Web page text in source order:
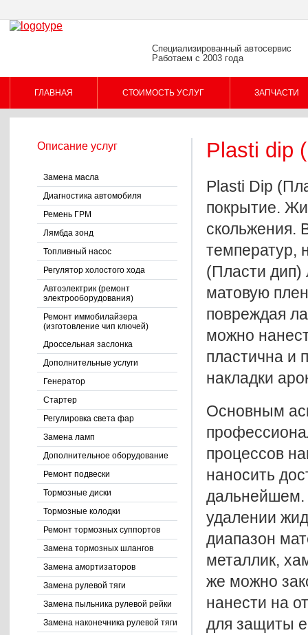
Специализированный автосервис
Работаем с 2003 года
ГЛАВНАЯ СТОИМОСТЬ УСЛУГ ЗАПЧАСТИ
Описание услуг
Замена масла
Диагностика автомобиля
Ремень ГРМ
Лямбда зонд
Топливный насос
Регулятор холостого хода
Автоэлектрик (ремонт
электрооборудования)
Ремонт иммобилайзера
(изготовление чип ключей)
Дроссельная заслонка
Дополнительные услуги
Генератор
Стартер
Регулировка света фар
Замена ламп
Дополнительное оборудование
Ремонт подвески
Тормозные диски
Тормозные колодки
Ремонт тормозных суппортов
Замена тормозных шлангов
Замена амортизаторов
Замена рулевой тяги
Замена пыльника рулевой рейки
Замена наконечника рулевой тяги
Plasti dip
Plasti Dip
покрытие.
скольжения.
температур,
(Пласти дип)
матовую
повреждая
можно
пластична и
накладки
Основным
процессов
наносить
дальнейшем.
удалении
диапазон
металлик,
же можно
нанести на
для защиты